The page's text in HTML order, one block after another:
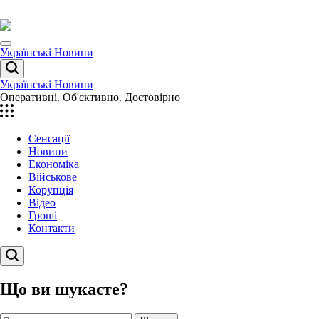
до
вмісту
Menu
Українські Новини
Пошук
Українські Новини
Оперативні. Об'єктивно. Достовірно
Сенсації
Новини
Економіка
Військове
Корупція
Відео
Гроші
Контакти
Пошук
Що ви шукаєте?